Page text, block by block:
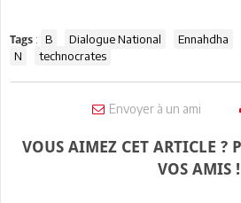
Tags : B Dialogue National Ennahdha
N
technocrates
Envoyer à un ami
VOUS AIMEZ CET ARTICLE ?
VOS AMIS !